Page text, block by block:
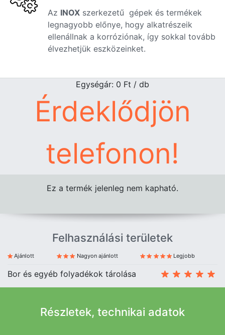
Az INOX szerkezetű gépek és termékek
legnagyobb előnye, hogy alkatrészeik
ellenállnak a korróziónak, így sokkal tovább
élvezhetjük eszközeinket.
Egységár: 0 Ft / db
Érdeklődjön
telefonon!
Ez a termék jelenleg nem kapható.
Felhasználási területek
Ajánlott Nagyon ajánlott Legjobb
Bor és egyéb folyadékok tárolása
Részletek, technikai adatok